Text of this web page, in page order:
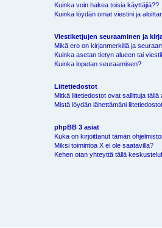
Kuinka voin hakea toisia käyttäjiä??
Kuinka löydän omat viestini ja
Viestiketjujen seuraaminen ja
Mikä ero on kirjanmerkillä ja
Kuinka asetan tietyn alueen tai
Kuinka lopetan seuraamisen?
Liitetiedostot
Mitkä liitetiedostot ovat sallittuja tällä
Mistä löydän lähettämäni
phpBB 3 asiat
Kuka on kirjoittanut tämän
Miksi toimintoa X ei ole saatavilla?
Kehen otan yhteyttä tällä